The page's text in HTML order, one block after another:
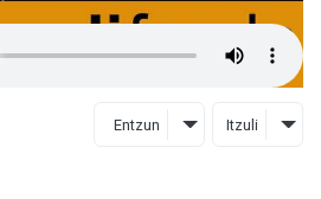
Entzun Itzuli